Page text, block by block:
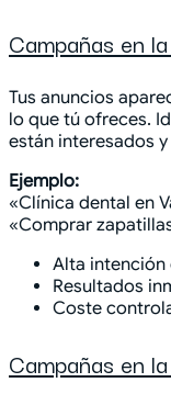
Campañas en
Tus anuncios
lo que tú ofreces.
están interesados
Ejemplo:
«Clínica dental en
«Comprar
Alta intención
Resultados
Coste
Campañas en